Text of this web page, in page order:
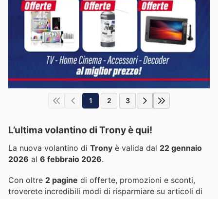
1 2 3
L’ultima volantino di Trony è qui!
La nuova volantino di Trony è valida dal 22 gennaio
2026 al 6 febbraio 2026.
Con oltre 2 pagine di offerte, promozioni e sconti,
troverete incredibili modi di risparmiare su articoli di